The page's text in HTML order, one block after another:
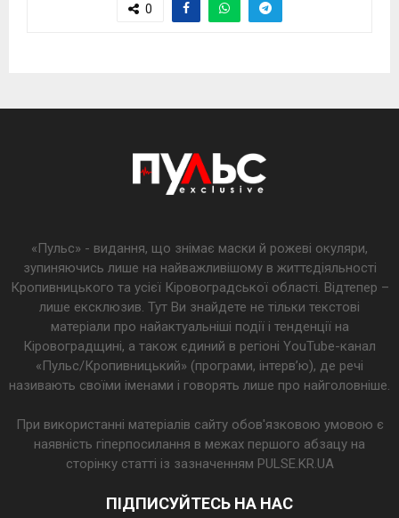
0
«Пульс» - видання, що знімає маски й рожеві окуляри,
зупиняючись лише на найважливішому в життєдіяльності
Кропивницького та усієї Кіровоградської області. Відтепер –
лише ексклюзив. Тут Ви знайдете не тільки текстові
матеріали про найактуальніші події і тенденції на
Кіровоградщині, а також єдиний в регіоні YouTube-канал
«Пульс/Кропивницький» (програми, інтерв’ю), де речі
називають своїми іменами і говорять лише про найголовніше.
При використанні матеріалів сайту обов'язковою умовою є
наявність гіперпосилання в межах першого абзацу на
сторінку статті із зазначенням PULSE.KR.UA
ПІДПИСУЙТЕСЬ НА НАС